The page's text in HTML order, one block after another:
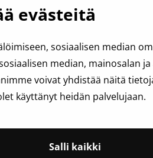
evästeitä
sosiaalisen median
median, mainosalan
voivat yhdistää näitä
käyttänyt heidän palvelujaan.
Salli kaikki
olla täydellinen.